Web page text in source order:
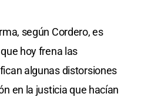
según Cordero, es
hoy frena las
algunas distorsiones
en la justicia que hacían